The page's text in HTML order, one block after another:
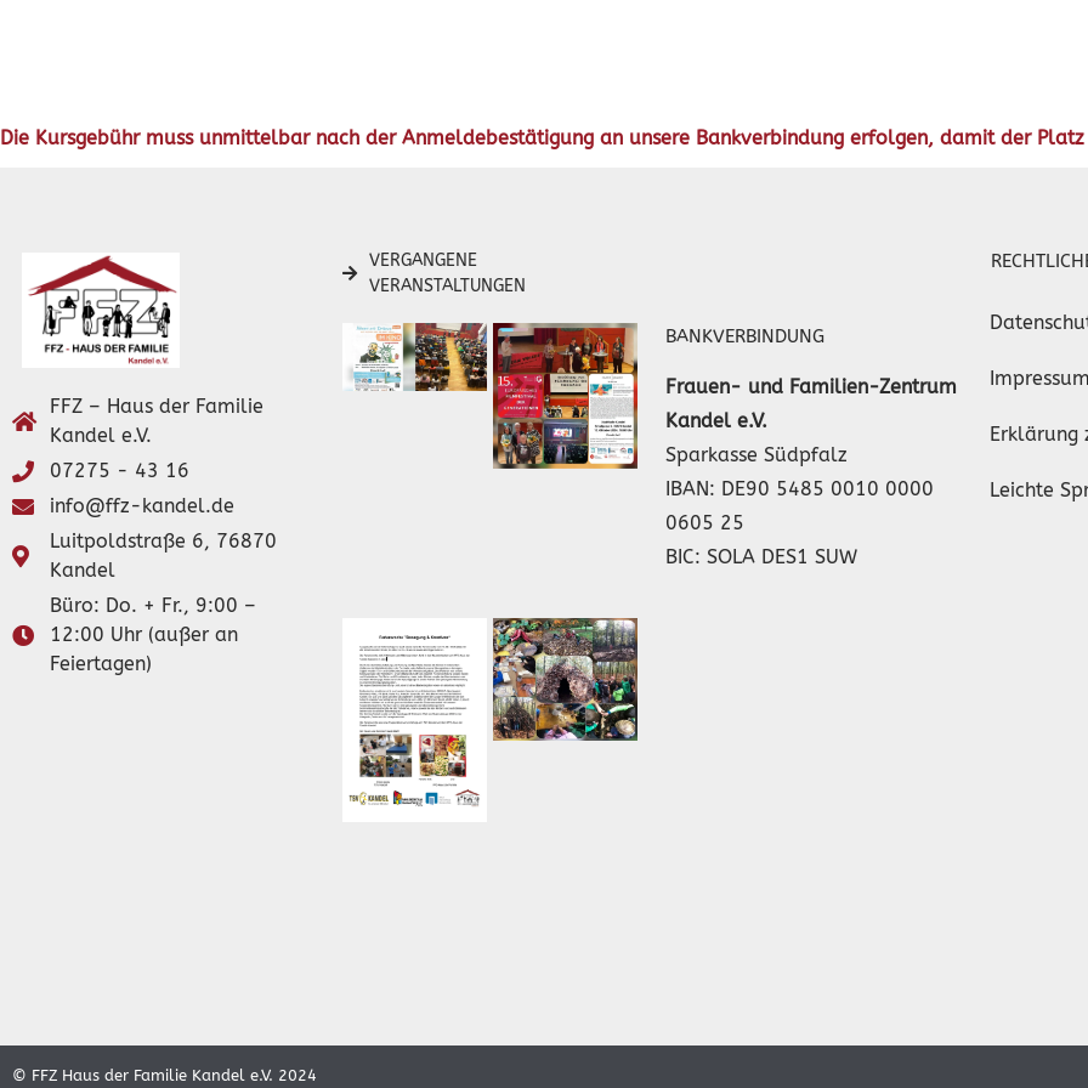
Die Kursgebühr muss unmittelbar nach der Anmeldebestätigung an unsere Bankverbindung erfolgen, damit der
FFZ – Haus der Familie
Kandel e.V.
07275 - 43 16
info@ffz-kandel.de
Luitpoldstraße 6, 76870
Kandel
Büro: Do. + Fr., 9:00 –
12:00 Uhr (außer an
Feiertagen)
VERGANGENE
VERANSTALTUNGEN
BANKVERBINDUNG
Frauen- und Familien-Zentrum
Kandel e.V.
Sparkasse Südpfalz
IBAN: DE90 5485 0010 0000
0605 25
BIC: SOLA DES1 SUW
Erklärung
Leichte
© FFZ Haus der Familie Kandel e.V. 2024